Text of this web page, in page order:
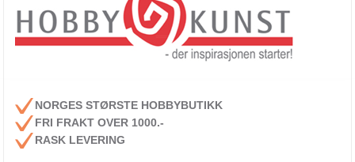
NORGES STØRSTE HOBBYBUTIKK
FRI FRAKT OVER 1000.-
RASK LEVERING